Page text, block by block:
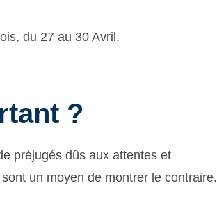
du 27 au 30 Avril.
?
préjugés dûs aux attentes et
un moyen de montrer le contraire.